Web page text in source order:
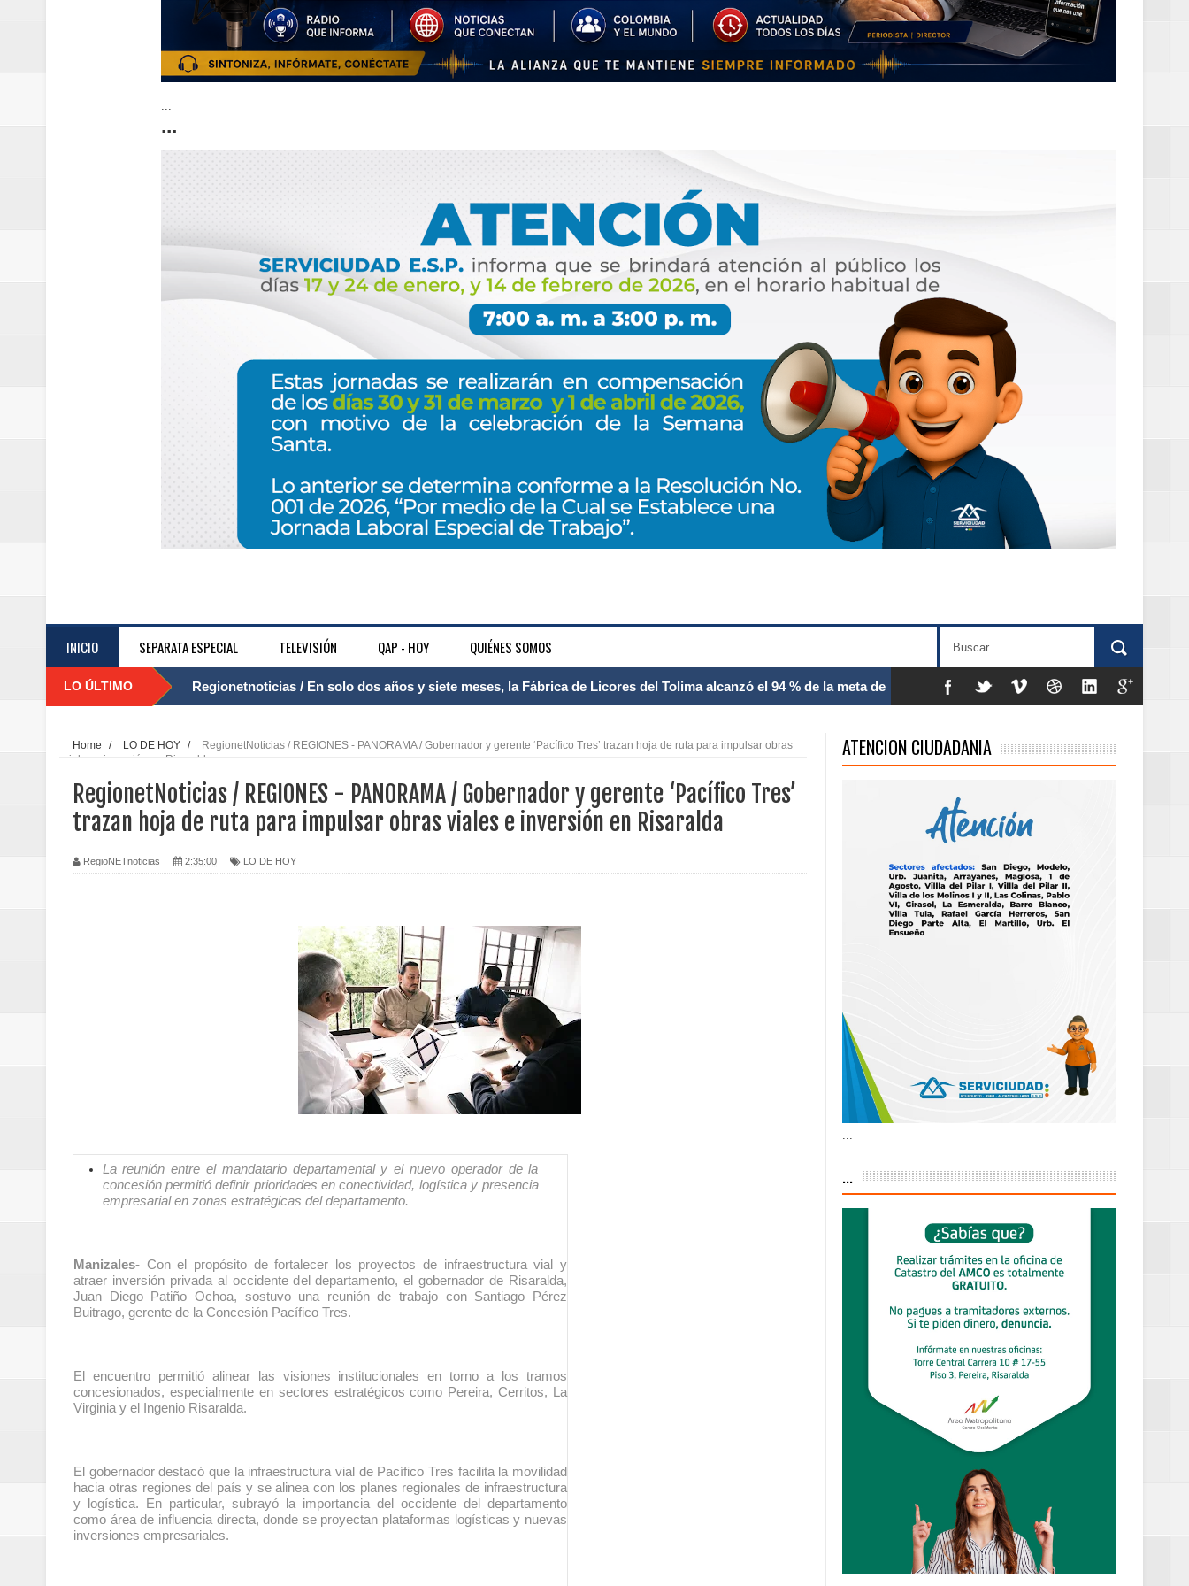
...
...
INICIO SEPARATA ESPECIAL TELEVISIÓN QAP - HOY QUIÉNES SOMOS
LO ÚLTIMO Regionetnoticias / El Aeropuerto Internacional Matecaña fortalece su conectividad con una nueva frecuencia
Regionetnoticias / Caldas fortalece el Mecanismo Articulador Departamental para el abordaje de las violencias
posesión presidencial
Regionetnoticias / La Alcaldía de Pereira continúa renovando espacios comunitarios que llevaban décadas sin
Regionetnoticias / Agua potable transforma la vida de 68 estudiantes rurales en Filadelfia gracias al Gobierno de
Regionetnoticias / Población vulnerable en Tuluá tendrá comedor comunitario gracias al Galardón de la Mujer
Vallecaucana
Regionetnoticias / Villarrica avanza hacia una ruta definitiva de reasentamiento
calle San Juan de Dios del Centro Histórico
Regionetnoticias / Gobernación de Caldas hace seguimiento al avance de la construcción de 400 estufas
Regionetnoticias / Despliegue de seguridad sin precedentes: El Valle y la nación refuerzan seguridad aérea y
terrestre para la posesión presidencial
Home / LO DE HOY /
RegionetNoticias / REGIONES - PANORAMA / Gobernador y gerente ‘Pacífico Tres’ trazan hoja de ruta para impulsar obras
viales e inversión en Risaralda
RegionetNoticias / REGIONES - PANORAMA / Gobernador y gerente ‘Pacífico Tres’
trazan hoja de ruta para impulsar obras viales e inversión en Risaralda
RegioNETnoticias 2:35:00 LO DE HOY
La reunión entre el mandatario departamental y el nuevo operador de la
concesión permitió definir prioridades en conectividad, logística y presencia
empresarial en zonas estratégicas del departamento.
Manizales- Con el propósito de fortalecer los proyectos de infraestructura vial y
atraer inversión privada al occidente del departamento, el gobernador de Risaralda,
Juan Diego Patiño Ochoa, sostuvo una reunión de trabajo con Santiago Pérez
Buitrago, gerente de la Concesión Pacífico Tres.
El encuentro permitió alinear las visiones institucionales en torno a los tramos
concesionados, especialmente en sectores estratégicos como Pereira, Cerritos, La
Virginia y el Ingenio Risaralda.
El gobernador destacó que la infraestructura vial de Pacífico Tres facilita la movilidad
hacia otras regiones del país y se alinea con los planes regionales de infraestructura
y logística. En particular, subrayó la importancia del occidente del departamento
como área de influencia directa, donde se proyectan plataformas logísticas y nuevas
inversiones empresariales.
ATENCION CIUDADANIA
...